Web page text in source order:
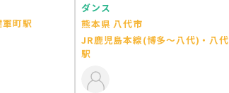
町駅
ダンス
熊本県 八代市
JR鹿児島本線(博多～八代)・八代
駅